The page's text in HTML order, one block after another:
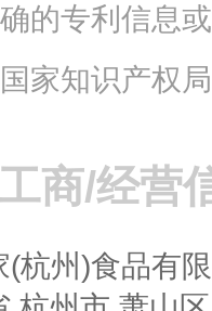
的专利信息
家知识产权
工商/经营
杭州)食品有